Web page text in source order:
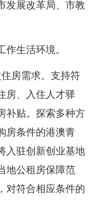
发展改革局、市教
生活环境。
房需求。支持符
房、入住人才驿
补贴。探索多种方
房条件的港澳青
入驻创新创业基地
地公租房保障范
对符合相应条件的